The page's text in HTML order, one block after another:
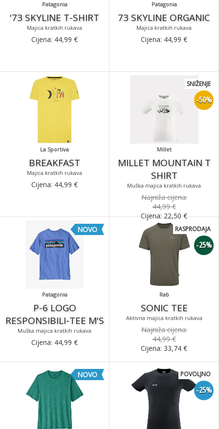
Patagonia
'73 SKYLINE T-SHIRT
Majica kratkih rukava
Cijena: 44,99 €
Patagonia
73 SKYLINE ORGANIC
Majica kratkih rukava
Cijena: 44,99 €
La Sportiva
BREAKFAST
Majica kratkih rukava
Cijena: 44,99 €
Millet
MILLET MOUNTAIN T
SHIRT
Muška majica kratkih rukava
-50%
SNIŽENJE
Najniža cijena:
44,99 €
Cijena:22,50€
Patagonia
P-6 LOGO
RESPONSIBILI-TEE M'S
Muška majica kratkih rukava
NOVO
Cijena: 44,99 €
Rab
SONIC TEE
Aktivna majica kratkih rukava
-25%
RASPRODAJA
Najniža cijena:
44,99 €
Cijena: 33,74 €
NOVO
-25%
POVOLJNO